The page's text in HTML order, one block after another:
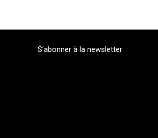
S'abonner à la newsletter